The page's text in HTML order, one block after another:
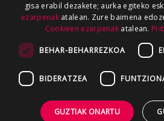
gisa erabil dezakete; aurka egiteko
ezarpenakatalean. Zure baimena
Cookieen ezarpenak atalean.
BEHAR-BEHARREZKOA
BIDERATZEA
GUZTIAK ONARTU